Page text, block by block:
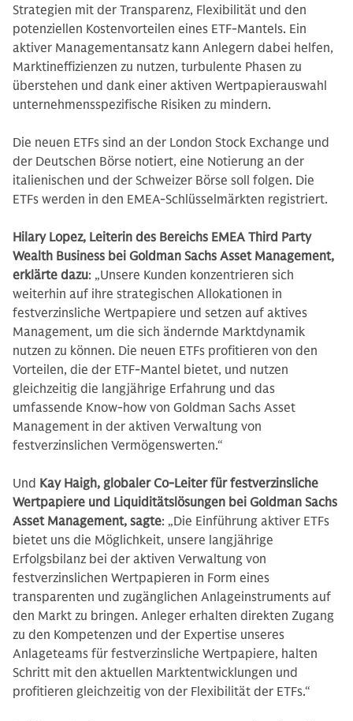
Strategien mit der Transparenz, Flexibilität und den
potenziellen Kostenvorteilen eines ETF-Mantels. Ein
aktiver Managementansatz kann Anlegern dabei helfen,
Marktineffizienzen zu nutzen, turbulente Phasen zu
überstehen und dank einer aktiven Wertpapierauswahl
unternehmensspezifische Risiken zu mindern.
Die neuen ETFs sind an der London Stock Exchange und
der Deutschen Börse notiert, eine Notierung an der
italienischen und der Schweizer Börse soll folgen. Die
ETFs werden in den EMEA-Schlüsselmärkten registriert.
Hilary Lopez, Leiterin des Bereichs EMEA Third Party
Wealth Business bei Goldman Sachs Asset Management,
erklärte dazu: „Unsere Kunden konzentrieren sich
weiterhin auf ihre strategischen Allokationen in
festverzinsliche Wertpapiere und setzen auf aktives
Management, um die sich ändernde Marktdynamik
nutzen zu können. Die neuen ETFs profitieren von den
Vorteilen, die der ETF-Mantel bietet, und nutzen
gleichzeitig die langjährige Erfahrung und das
umfassende Know-how von Goldman Sachs Asset
Management in der aktiven Verwaltung von
festverzinslichen Vermögenswerten.“
Und Kay Haigh, globaler Co-Leiter für festverzinsliche
Wertpapiere und Liquiditätslösungen bei Goldman Sachs
Asset Management, sagte: „Die Einführung aktiver ETFs
bietet uns die Möglichkeit, unsere langjährige
Erfolgsbilanz bei der aktiven Verwaltung von
festverzinslichen Wertpapieren in Form eines
transparenten und zugänglichen Anlageinstruments auf
den Markt zu bringen. Anleger erhalten direkten Zugang
zu den Kompetenzen und der Expertise unseres
Anlageteams für festverzinsliche Wertpapiere, halten
Schritt mit den aktuellen Marktentwicklungen und
profitieren gleichzeitig von der Flexibilität der ETFs.“